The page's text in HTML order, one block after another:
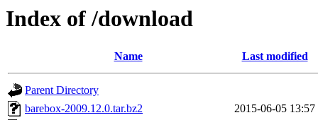
Index of /download
Name Last modified
Parent Directory
barebox-2009.12.0.tar.bz2
2015-06-05 13:57